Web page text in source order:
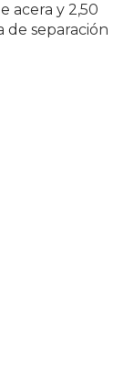
acera y 2,50
de separación